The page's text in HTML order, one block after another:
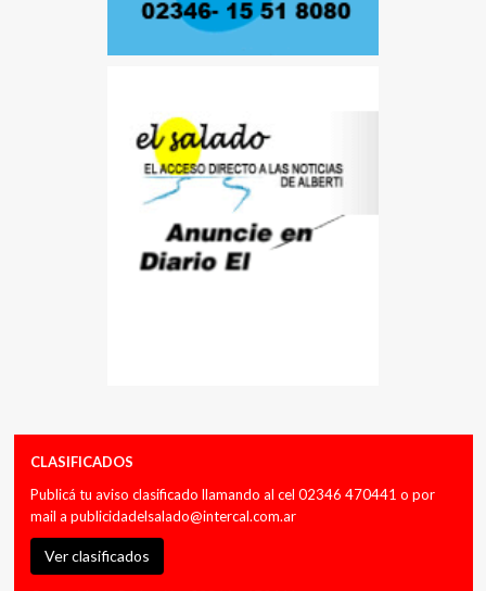
CLASIFICADOS
Publicá tu aviso clasificado llamando al cel 02346 470441 o por
mail a publicidadelsalado@intercal.com.ar
Ver clasificados